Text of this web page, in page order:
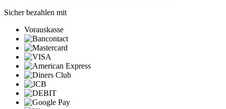
Sicher bezahlen mit
Vorauskasse